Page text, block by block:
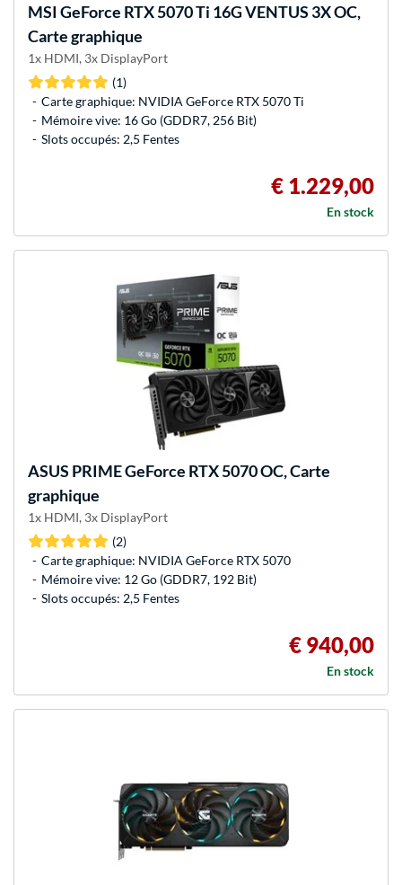
MSI GeForce RTX 5070 Ti 16G VENTUS 3X OC,
Carte graphique
1x HDMI, 3x DisplayPort
(1)
Carte graphique: NVIDIA GeForce RTX 5070 Ti
Mémoire vive: 16 Go (GDDR7, 256 Bit)
Slots occupés: 2,5 Fentes
€ 1.229,00
En stock
ASUS PRIME GeForce RTX 5070 OC, Carte
graphique
1x HDMI, 3x DisplayPort
(2)
Carte graphique: NVIDIA GeForce RTX 5070
Mémoire vive: 12 Go (GDDR7, 192 Bit)
Slots occupés: 2,5 Fentes
€ 940,00
En stock